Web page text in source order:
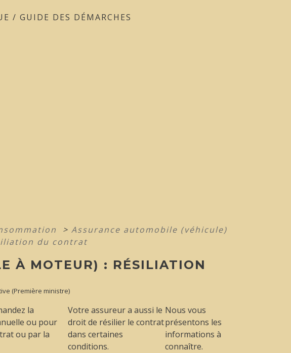
/GUIDE DES DÉMARCHES
> Assurance automobile (véhicule)
du contrat
À MOTEUR) : RÉSILIATION
(Première ministre)
la
ou pour
ou par la
Votre assureur a aussi le
droit de résilier le contrat
dans certaines
conditions.
Nous vous
présentons les
informations à
connaître.